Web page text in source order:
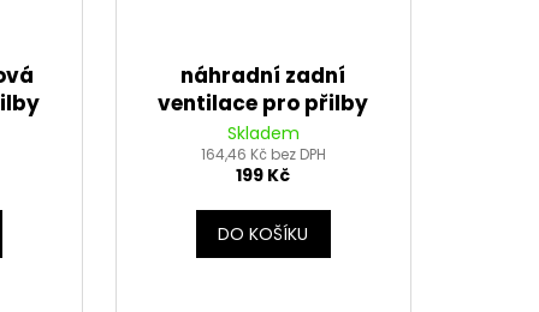
náhradní zadní
ventilace pro přilby
Sharki/Feng, VEMAR/V-
HELMETS
Skladem
164,46 Kč bez DPH
199 Kč
DO KOŠÍKU